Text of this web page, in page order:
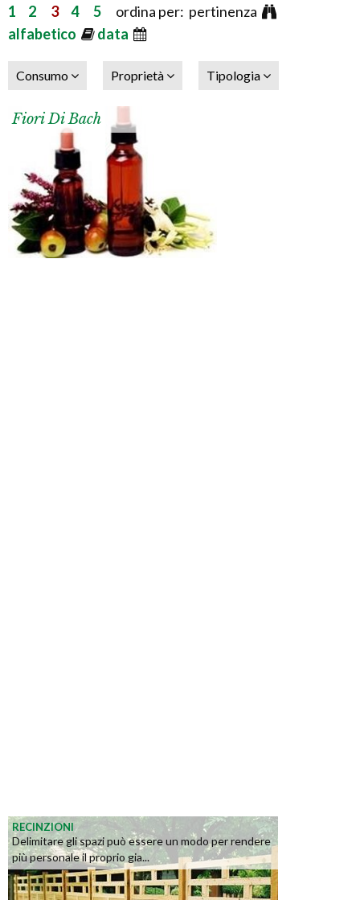
1 2 3 4 5 ordina per: pertinenza
alfabetico
data
Consumo Proprietà Tipologia
Fiori Di Bach
RECINZIONI
Delimitare gli spazi può essere un modo per rendere
più personale il proprio gia...